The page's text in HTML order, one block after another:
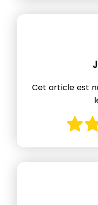
Cet article est